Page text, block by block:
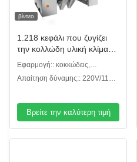
βίντεο
1.218 κεφάλι που ζυγίζει
την κολλώδη υλική κλίμακα
Multihead
Εφαρμογή:: κοκκώδεις,
κονιοποιημένοι ή άλλοι τύποι
Απαίτηση δύναμης:: 220V/110V,
Βρείτε την καλύτερη τιμή